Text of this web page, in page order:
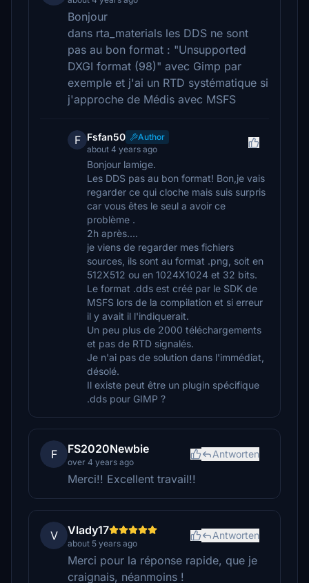
Bonjour
dans rta_materials les DDS ne sont
pas au bon format : "Unsupported
DXGI format (98)" avec Gimp par
exemple et j'ai un RTD systématique si
j'approche de Médis avec MSFS
F Fsfan50
Author
about 4 years ago
Bonjour lamige.
Les DDS pas au bon format! Bon,je vais
regarder ce qui cloche mais suis surpris
car vous êtes le seul a avoir ce
problème .
2h après....
je viens de regarder mes fichiers
sources, ils sont au format .png, soit en
512X512 ou en 1024X1024 et 32 bits.
Le format .dds est créé par le SDK de
MSFS lors de la compilation et si erreur
il y avait il l'indiquerait.
Un peu plus de 2000 téléchargements
et pas de RTD signalés.
Je n'ai pas de solution dans l'immédiat,
désolé.
Il existe peut être un plugin spécifique
.dds pour GIMP ?
F FS2020Newbie
over 4 years ago
Antworten
Merci!! Excellent travail!!
V Vlady17
about 5 years ago
Antworten
Merci pour la réponse rapide, que je
craignais, néanmoins !